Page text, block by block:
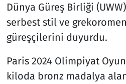
Dünya Güreş Birliği
serbest stil ve
güreşçilerini duyurdu.
Paris 2024 Olimpiyat
kiloda bronz madalya
Seçim 2023
Teknoloji ve Bilim